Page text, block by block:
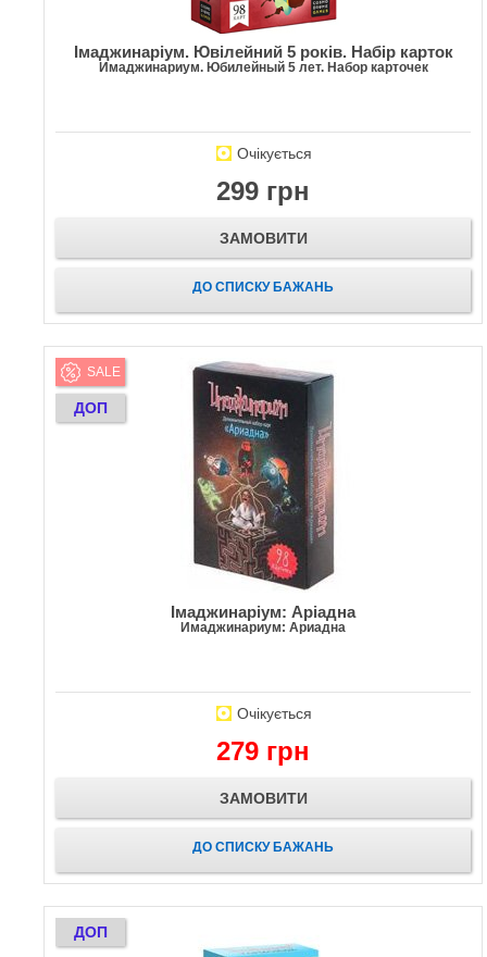
Імаджинаріум. Ювілейний 5 років. Набір карток
Имаджинариум. Юбилейный 5 лет. Набор карточек
Очікується
299 грн
ЗАМОВИТИ
ДО СПИСКУ БАЖАНЬ
SALE
ДОП
Імаджинаріум: Аріадна
Имаджинариум: Ариадна
Очікується
279 грн
ЗАМОВИТИ
ДО СПИСКУ БАЖАНЬ
ДОП